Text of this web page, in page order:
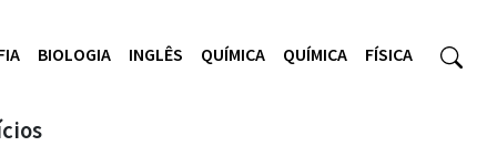
BIOLOGIA INGLÊS QUÍMICA QUÍMICA FÍSICA